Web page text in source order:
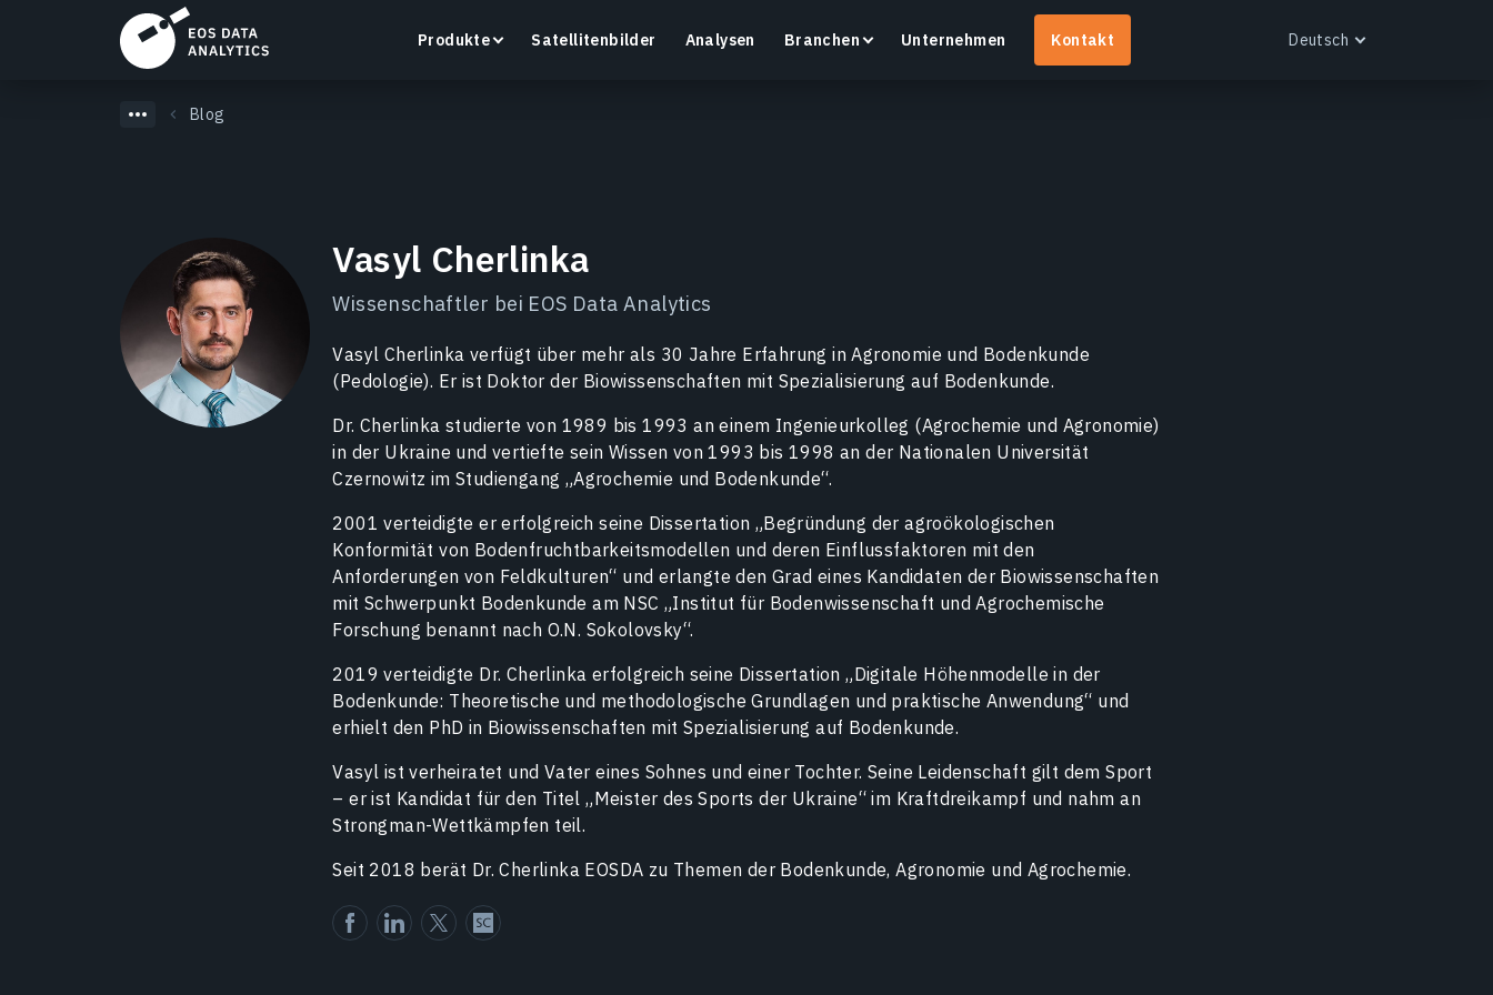
Produkte
Satellitenbilder direkt im Browser suchen,
visualisieren und analysieren.
Mehr erfahren
Überwachen Sie den Zustand von Kulturen und
Präzisionslandwirtschaft.
Mehr erfahren
Mehr erfahren
Satellitenbilder Analysen Branchen Unternehmen Kontakt Deutsch
Blog
Vasyl Cherlinka
Wissenschaftler bei EOS Data Analytics
Vasyl Cherlinka verfügt über mehr als 30 Jahre Erfahrung in Agronomie und Bodenkunde
(Pedologie). Er ist Doktor der Biowissenschaften mit Spezialisierung auf Bodenkunde.
Dr. Cherlinka studierte von 1989 bis 1993 an einem Ingenieurkolleg (Agrochemie und Agronomie)
in der Ukraine und vertiefte sein Wissen von 1993 bis 1998 an der Nationalen Universität
Czernowitz im Studiengang „Agrochemie und Bodenkunde“.
2001 verteidigte er erfolgreich seine Dissertation „Begründung der agroökologischen
Konformität von Bodenfruchtbarkeitsmodellen und deren Einflussfaktoren mit den
Anforderungen von Feldkulturen“ und erlangte den Grad eines Kandidaten der Biowissenschaften
mit Schwerpunkt Bodenkunde am NSC „Institut für Bodenwissenschaft und Agrochemische
Forschung benannt nach O.N. Sokolovsky“.
2019 verteidigte Dr. Cherlinka erfolgreich seine Dissertation „Digitale Höhenmodelle in der
Bodenkunde: Theoretische und methodologische Grundlagen und praktische Anwendung“ und
erhielt den PhD in Biowissenschaften mit Spezialisierung auf Bodenkunde.
Vasyl ist verheiratet und Vater eines Sohnes und einer Tochter. Seine Leidenschaft gilt dem Sport
– er ist Kandidat für den Titel „Meister des Sports der Ukraine“ im Kraftdreikampf und nahm an
Strongman-Wettkämpfen teil.
Seit 2018 berät Dr. Cherlinka EOSDA zu Themen der Bodenkunde, Agronomie und Agrochemie.